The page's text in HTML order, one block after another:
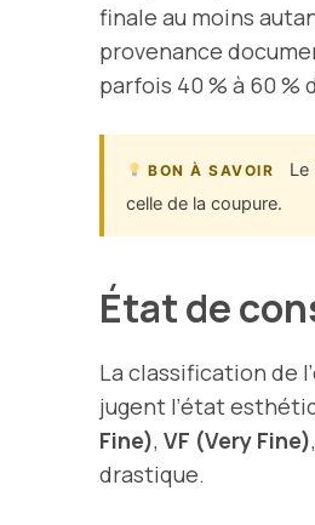
finale au moins
provenance
parfois 40 % à 60
BON À SAVOIR
Le
celle de la coupure.
État de
La classification de
jugent l’état
Fine), VF (Very Fine)
drastique.